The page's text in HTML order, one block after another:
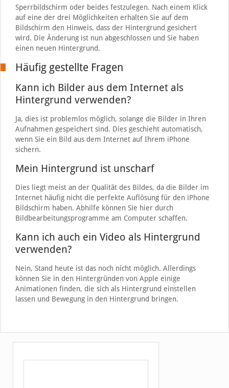
Sperrbildschirm oder beides festzulegen. Nach einem Klick
auf eine der drei Möglichkeiten erhalten Sie auf dem
Bildschirm den Hinweis, dass der Hintergrund gesichert
wird. Die Änderung ist nun abgeschlossen und Sie haben
einen neuen Hintergrund.
Häufig gestellte Fragen
Kann ich Bilder aus dem Internet als
Hintergrund verwenden?
Ja, dies ist problemlos möglich, solange die Bilder in Ihren
Aufnahmen gespeichert sind. Dies geschieht automatisch,
wenn Sie ein Bild aus dem Internet auf Ihrem iPhone
sichern.
Mein Hintergrund ist unscharf
Dies liegt meist an der Qualität des Bildes, da die Bilder im
Internet häufig nicht die perfekte Auflösung für den iPhone
Bildschirm haben. Abhilfe können Sie hier durch
Bildbearbeitungsprogramme am Computer schaffen.
Kann ich auch ein Video als Hintergrund
verwenden?
Nein, Stand heute ist das noch nicht möglich. Allerdings
können Sie in den Hintergründen von Apple einige
Animationen finden, die sich als Hintergrund einstellen
lassen und Bewegung in den Hintergrund bringen.